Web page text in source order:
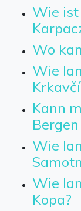
Wie
Wo
Wie
Kann
Wie
Wie
Kopa?